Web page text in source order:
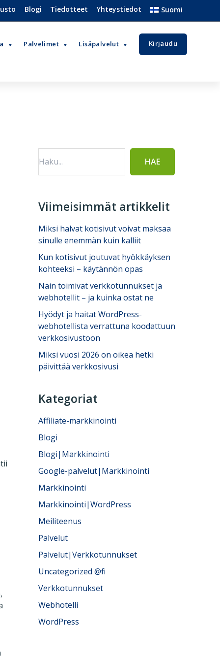
Blogi Tiedotteet Yhteystiedot Suomi
Palvelimet Lisäpalvelut Kirjaudu
Viimeisimmät artikkelit
Miksi halvat kotisivut voivat maksaa
sinulle enemmän kuin kalliit
Kun kotisivut joutuvat hyökkäyksen
kohteeksi – käytännön opas
Näin toimivat verkkotunnukset ja
webhotellit – ja kuinka ostat ne
Hyödyt ja haitat WordPress-
webhotellista verrattuna koodattuun
verkkosivustoon
Miksi vuosi 2026 on oikea hetki
päivittää verkkosivusi
Kategoriat
Affiliate-markkinointi
Blogi
Blogi|Markkinointi
Google-palvelut|Markkinointi
Markkinointi
Markkinointi|WordPress
Meiliteenus
Palvelut
Palvelut|Verkkotunnukset
Uncategorized @fi
Verkkotunnukset
Webhotelli
WordPress